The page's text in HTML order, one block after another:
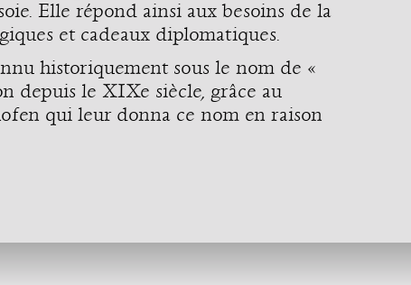
Elle répond ainsi aux besoins de la
et cadeaux diplomatiques.
historiquement sous le nom de «
depuis le XIXe siècle, grâce au
qui leur donna ce nom en raison